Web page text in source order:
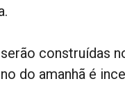
construídas
do amanhã é